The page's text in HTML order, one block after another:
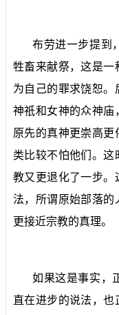
布劳进一步提到
牲畜来献祭，这是一
为自己的罪求饶恕。
神祇和女神的众神庙
原先的真神更崇高更
类比较不怕他们。这
教又更退化了一步。
法，所谓原始部落的
更接近宗教的真理。
如果这是事实，
直在进步的说法，也